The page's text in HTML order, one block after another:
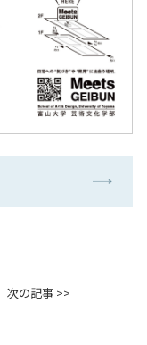
次の記事 >>